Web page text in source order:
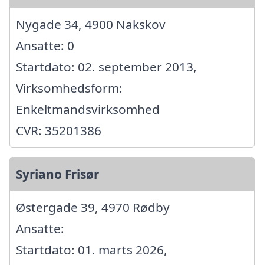
Nygade 34, 4900 Nakskov
Ansatte: 0
Startdato: 02. september 2013,
Virksomhedsform:
Enkeltmandsvirksomhed
CVR: 35201386
Syriano Frisør
Østergade 39, 4970 Rødby
Ansatte:
Startdato: 01. marts 2026,